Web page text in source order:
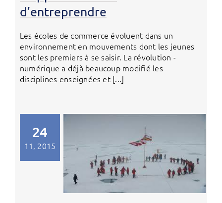
d’entreprendre
Les écoles de commerce ­évoluent dans un
environnement en mouvements dont les jeunes
sont les premiers à se saisir. La révolution ­
numérique a déjà beaucoup modifié les
disciplines enseignées et [...]
24
11, 2015